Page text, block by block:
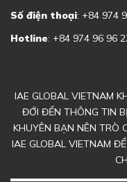
Số điện thoại: +84 974
Hotline: +84 974 96 96
IAE GLOBAL VIETNAM
ĐỚI ĐẾN THÔNG TIN
KHUYÊN BẠN NÊN TRÒ
IAE GLOBAL VIETNAM